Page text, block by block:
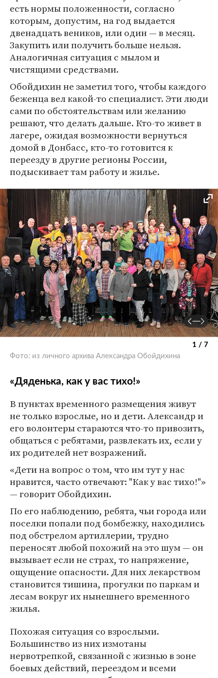
есть нормы положенности, согласно
которым, допустим, на год выдается
двенадцать веников, или один — в месяц.
Закупить или получить больше нельзя.
Аналогичная ситуация с мылом и
чистящими средствами.
Обойдихин не заметил того, чтобы каждого
беженца вел какой-то специалист. Эти люди
сами по обстоятельствам или желанию
решают, что делать дальше. Кто-то живет в
лагере, ожидая возможности вернуться
домой в Донбасс, кто-то готовится к
переезду в другие регионы России,
подыскивает там работу и жилье.
1 / 7
Фото: из личного архива Александра Обойдихина
«Дяденька, как у вас тихо!»
В пунктах временного размещения живут
не только взрослые, но и дети. Александр и
его волонтеры стараются что-то привозить,
общаться с ребятами, развлекать их, если у
их родителей нет возражений.
«Дети на вопрос о том, что им тут у нас
нравится, часто отвечают: "Как у вас тихо!"»
— говорит Обойдихин.
По его наблюдению, ребята, чьи города или
поселки попали под бомбежку, находились
под обстрелом артиллерии, трудно
переносят любой похожий на это шум — он
вызывает если не страх, то напряжение,
ощущение опасности. Для них лекарством
становится тишина, прогулки по паркам и
лесам вокруг их нынешнего временного
жилья.
Похожая ситуация со взрослыми.
Большинство из них измотаны
нервотрепкой, связанной с жизнью в зоне
боевых действий, переездом и всеми